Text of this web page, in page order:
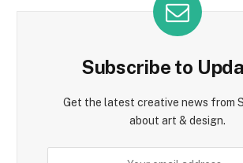
Subscribe to
Get the latest creative news from
about art & design.